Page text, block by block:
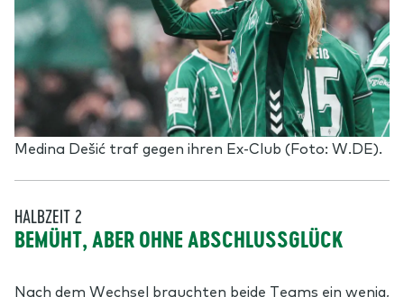
Medina Dešić traf gegen ihren Ex-Club (Foto: W.DE).
HALBZEIT 2
BEMÜHT, ABER OHNE ABSCHLUSSGLÜCK
Nach dem Wechsel brauchten beide Teams ein wenig,